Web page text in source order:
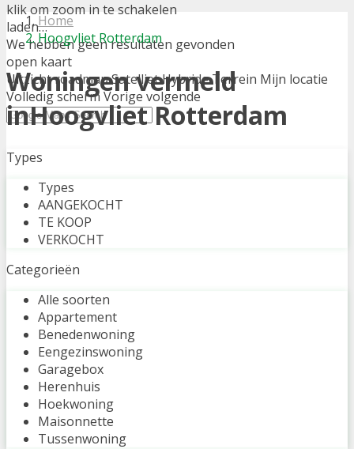
klik om zoom in te schakelen
laden…
We hebben geen resultaten gevonden
open kaart
UitzichtroadmapSatellietHybrideTerrein Mijn locatie
Volledig scherm Vorigevolgende
Home
Hoogvliet Rotterdam
Woningen vermeld
inHoogvliet Rotterdam
Types
Types
AANGEKOCHT
TE KOOP
VERKOCHT
Categorieën
Alle soorten
Appartement
Benedenwoning
Eengezinswoning
Garagebox
Herenhuis
Hoekwoning
Maisonnette
Tussenwoning